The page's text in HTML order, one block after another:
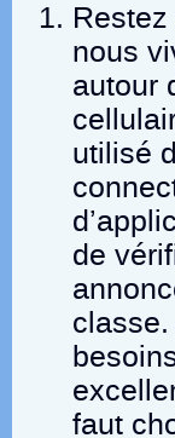
nous
autour
utilisé
de
faut